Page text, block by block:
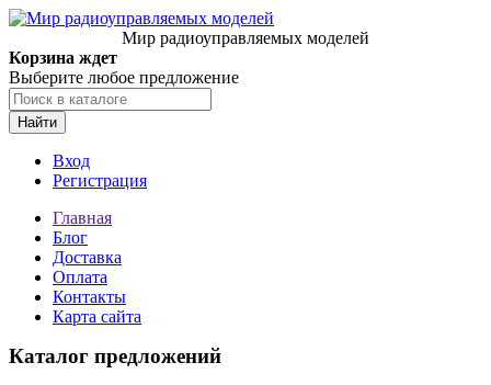
Мир радиоуправляемых моделей
Корзина ждет
Выберите любое предложение
Найти
Вход
Регистрация
Главная
Блог
Доставка
Оплата
Контакты
Карта сайта
Каталог предложений